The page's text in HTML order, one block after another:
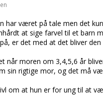
har været på tale men det
at sige farvel til et barn
er det med at det bliver
når moren om 3,4,5,6 år
sin rigtige mor, og det må
om at hun er for ung til at